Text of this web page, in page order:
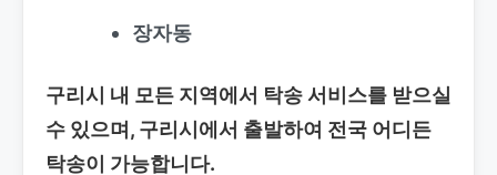
장자동
구리시 내 모든 지역에서 탁송 서비스를 받으실
수 있으며, 구리시에서 출발하여 전국 어디든
탁송이 가능합니다.